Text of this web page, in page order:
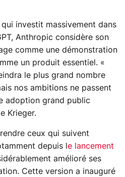
investit massivement dans
Anthropic considère son
comme une démonstration
un produit essentiel. «
le plus grand nombre
nos ambitions ne passent
adoption grand public
Krieger.
ceux qui suivent
depuis l e lancement
amélioré ses
Cette version a inauguré